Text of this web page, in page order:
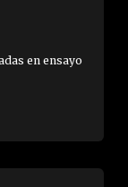
en ensayo